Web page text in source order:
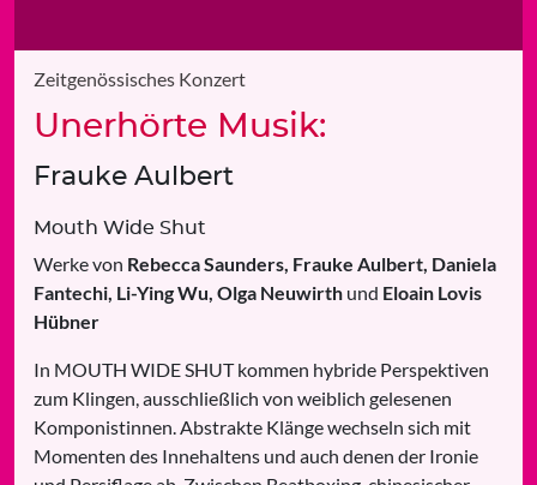
Zeitgenössisches Konzert
Unerhörte Musik:
Frauke Aulbert
Mouth Wide Shut
Werke von Rebecca Saunders, Frauke Aulbert, Daniela
Fantechi, Li-Ying Wu, Olga Neuwirth und Eloain Lovis
Hübner
In MOUTH WIDE SHUT kommen hybride Perspektiven
zum Klingen, ausschließlich von weiblich gelesenen
Komponistinnen. Abstrakte Klänge wechseln sich mit
Momenten des Innehaltens und auch denen der Ironie